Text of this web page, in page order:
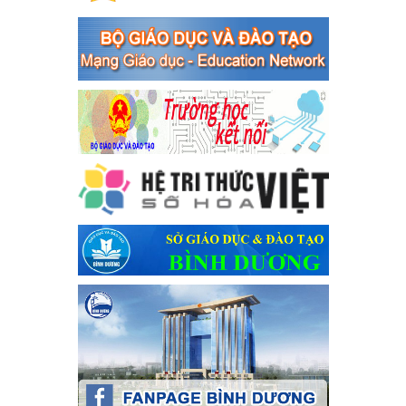
tổ chức đánh bạc và đánh bạc
Kế hoạch thực hiện Chỉ thị số 16/CT-TTg ngày 27/05/2023 của
Thủ tướng Chính phủ về tăng cường phòng ngừa, đấu tranh tội
phạm, vi phạm pháp luật liên quan đến hoạt động tổ chức đánh
bạc và đánh bạc
Ngày ban hành: 04/03/2024
Kế hoạch Tổ chức Hội trại truyền thống học sinh thị xã Bến
Cát Lần thứ VIII, năm học 2023-2024
Kế hoạch Tổ chức Hội trại truyền thống học sinh thị xã Bến Cát
Lần thứ VIII, năm học 2023-2024
Ngày ban hành: 28/12/2023
Phối hợp rà soát nhu cầu tiêm vắc xin phòng Covid 19
Phối hợp rà soát nhu cầu tiêm vắc xin phòng Covid 19
Ngày ban hành: 22/11/2023
Phát động, triển khai Cuộc thi " An toàn giao thông cho nụ
cười ngày mai" dành cho học sinh và giáo viên trung học
năm học 2023-2024
Phát động, triển khai Cuộc thi " An toàn giao thông cho nụ cười